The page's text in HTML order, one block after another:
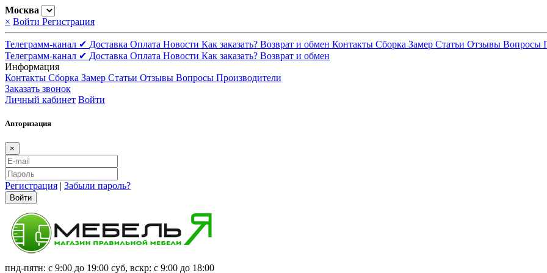
Москва
× Войти Регистрация
Телеграмм-канал ✔ Доставка Оплата Новости Как заказать? Возврат и обмен Контакты Сборка Замер Статьи Отзывы Вопросы
Телеграмм-канал ✔ Доставка Оплата Новости Как заказать? Возврат и обмен
Информация
Контакты Сборка Замер Статьи Отзывы Вопросы Производители
Заказать звонок
Личный кабинет Войти
Авторизация
×
Регистрация | Забыли пароль?
Войти
пнд-пятн: с 9:00 до 19:00 суб, вскр: с 9:00 до 18:00